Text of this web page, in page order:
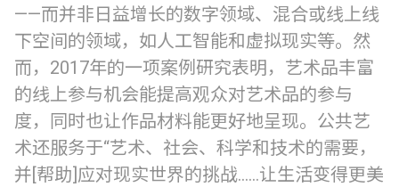
——而并非日益增长的数字领域、混合或线上线
下空间的领域，如人工智能和虚拟现实等。然
而，2017年的一项案例研究表明，艺术品丰富
的线上参与机会能提高观众对艺术品的参与
度，同时也让作品材料能更好地呈现。公共艺
术还服务于“艺术、社会、科学和技术的需要，
并[帮助]应对现实世界的挑战......让生活变得更美